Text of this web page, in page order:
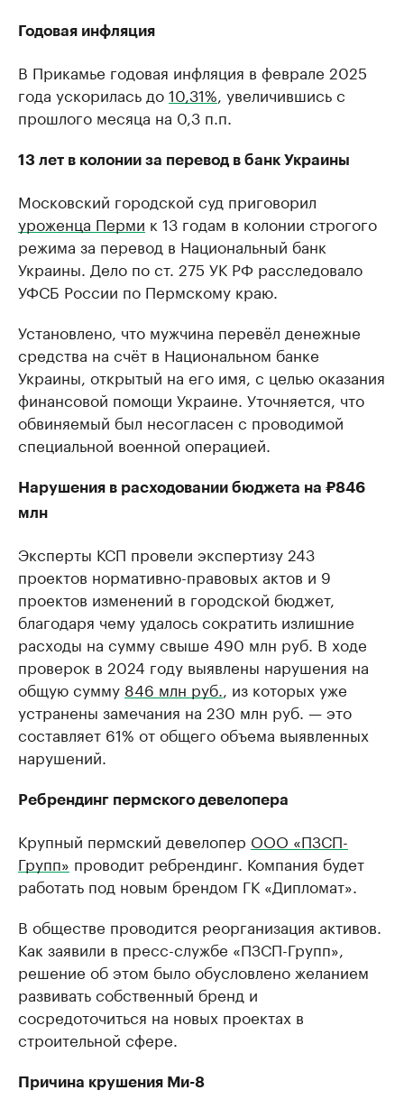
Годовая инфляция
В Прикамье годовая инфляция в феврале 2025
года ускорилась до10,31% , увеличившись с
прошлого месяца на 0,3 п.п.
13 лет в колонии за перевод в банк Украины
Московский городской суд приговорил
уроженца Перми к 13 годам в колонии строгого
режима за перевод в Национальный банк
Украины. Дело по ст. 275 УК РФ расследовало
УФСБ России по Пермскому краю.
Установлено, что мужчина перевёл денежные
средства на счёт в Национальном банке
Украины, открытый на его имя, с целью оказания
финансовой помощи Украине. Уточняется, что
обвиняемый был несогласен с проводимой
специальной военной операцией.
Нарушения в расходовании бюджета на ₽846
млн
Эксперты КСП провели экспертизу 243
проектов нормативно-правовых актов и 9
проектов изменений в городской бюджет,
благодаря чему удалось сократить излишние
расходы на сумму свыше 490 млн руб. В ходе
проверок в 2024 году выявлены нарушения на
общую сумму 846 млн руб.
, из которых уже
устранены замечания на 230 млн руб. — это
составляет 61% от общего объема выявленных
нарушений.
Ребрендинг пермского девелопера
Крупный пермский девелопер ООО «ПЗСП-
Групп» проводит ребрендинг. Компания будет
работать под новым брендом ГК «Дипломат».
В обществе проводится реорганизация активов.
Как заявили в пресс-службе «ПЗСП-Групп»,
решение об этом было обусловлено желанием
развивать собственный бренд и
сосредоточиться на новых проектах в
строительной сфере.
Причина крушения Ми-8